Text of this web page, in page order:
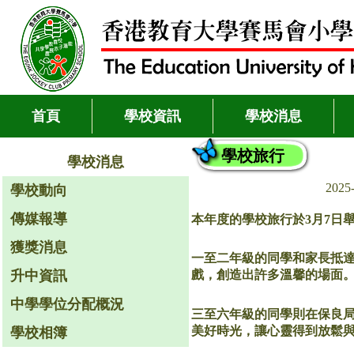
首頁 學校資訊 學校消息
學校消息
學校動向
傳媒報導
獲獎消息
升中資訊
中學學位分配概況
學校相簿
學校旅行
本年度的學校旅行於3月7日
一至二年級的同學和家長抵
戲，創造出許多溫馨的場面
三至六年級的同學則在保良
美好時光，讓心靈得到放鬆